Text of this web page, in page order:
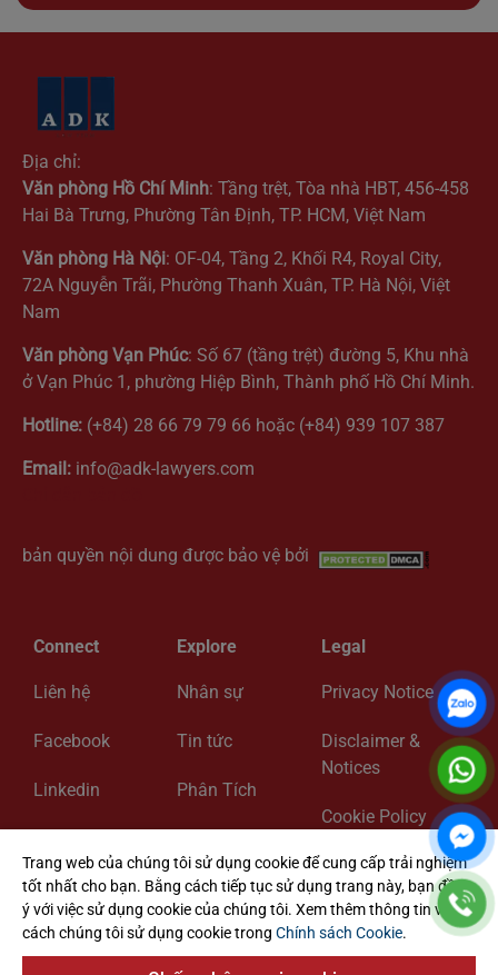
Địa chỉ:
Văn phòng Hồ Chí Minh: Tầng trệt, Tòa nhà HBT, 456-458
Hai Bà Trưng, Phường Tân Định, TP. HCM, Việt Nam
Văn phòng Hà Nội: OF-04, Tầng 2, Khối R4, Royal City,
72A Nguyễn Trãi, Phường Thanh Xuân, TP. Hà Nội, Việt
Nam
Văn phòng Vạn Phúc: Số 67 (tầng trệt) đường 5, Khu nhà
ở Vạn Phúc 1, phường Hiệp Bình, Thành phố Hồ Chí Minh.
Hotline: (+84) 28 66 79 79 66 hoặc (+84) 939 107 387
Email: info@adk-lawyers.com
bản quyền nội dung được bảo vệ bởi
Connect
Liên hệ
Facebook
Linkedin
Explore
Nhân sự
Tin tức
Phân Tích
Legal
Privacy Notice
Disclaimer &
Notices
Cookie Policy
Cookie Settings
@ 2024 ADK Vietnam Lawyers. All Rights Reserved
Trang web của chúng tôi sử dụng cookie để cung cấp trải nghiệm
tốt nhất cho bạn. Bằng cách tiếp tục sử dụng trang này, bạn đồng
ý với việc sử dụng cookie của chúng tôi. Xem thêm thông tin về
cách chúng tôi sử dụng cookie trong Chính sách Cookie.